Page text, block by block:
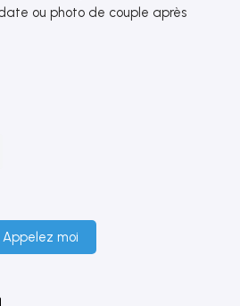
ou photo de couple après
Appelez moi